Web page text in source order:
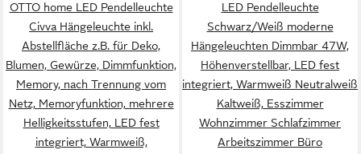
OTTO home LED Pendelleuchte
Civva Hängeleuchte inkl.
Abstellfläche z.B. für Deko,
Blumen, Gewürze, Dimmfunktion,
Memory, nach Trennung vom
Netz, Memoryfunktion, mehrere
Helligkeitsstufen, LED fest
integriert, Warmweiß,
LED Pendelleuchte
Schwarz/Weiß moderne
Hängeleuchten Dimmbar 47W,
Höhenverstellbar, LED fest
integriert, Warmweiß Neutralweiß
Kaltweiß, Esszimmer
Wohnzimmer Schlafzimmer
Arbeitszimmer Büro